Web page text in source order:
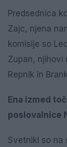
Predsednica
Zajc, njena
komisije so
Zupan, njihovi
Repnik in
Ena izmed
poslovalnice
Svetniki so na